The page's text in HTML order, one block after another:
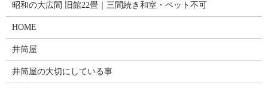
昭和の大広間 旧館22畳｜三間続き和室・ペット不可
HOME
井筒屋
井筒屋の大切にしている事